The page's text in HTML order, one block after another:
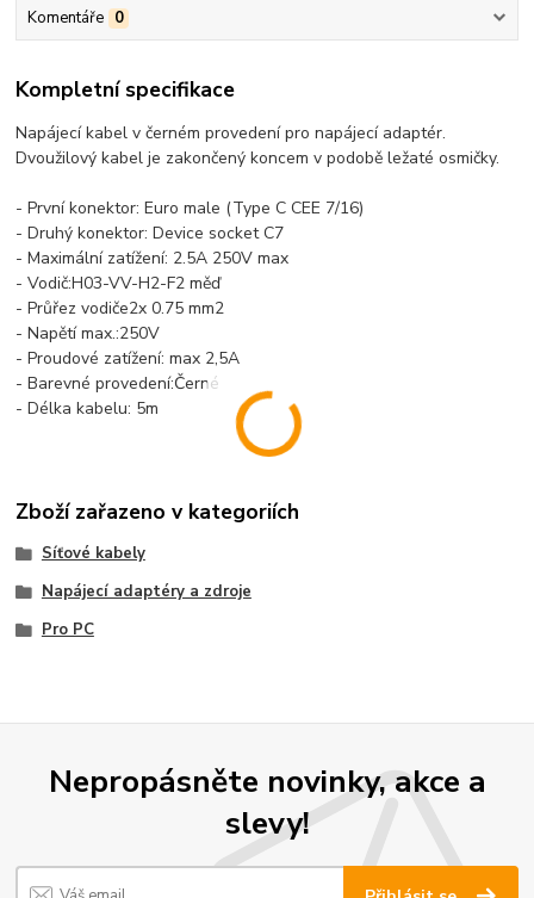
Komentáře 0
Kompletní specifikace
Napájecí kabel v černém provedení pro napájecí adaptér.
Dvoužilový kabel je zakončený koncem v podobě ležaté osmičky.
- První konektor: Euro male (Type C CEE 7/16)
- Druhý konektor: Device socket C7
- Maximální zatížení: 2.5A 250V max
- Vodič:H03-VV-H2-F2 měď
- Průřez vodiče2x 0.75 mm2
- Napětí max.:250V
- Proudové zatížení: max 2,5A
- Barevné provedení:Černé
- Délka kabelu: 5m
Zboží zařazeno v kategoriích
Síťové kabely
Napájecí adaptéry a zdroje
Pro PC
Nepropásněte novinky, akce a
slevy!